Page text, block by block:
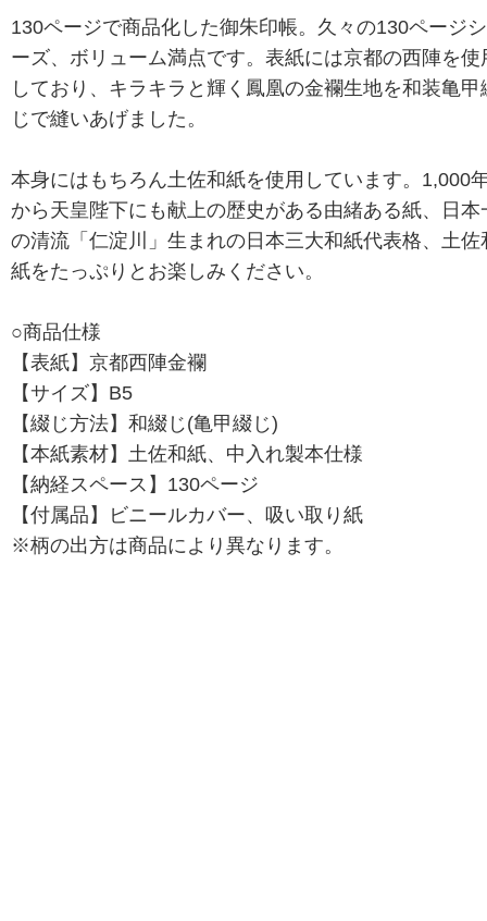
130ページで商品化した御朱印帳。久々の130ページ
ーズ、ボリューム満点です。表紙には京都の西陣を使
しており、キラキラと輝く鳳凰の金襴生地を和装亀甲
じで縫いあげました。
本身にはもちろん土佐和紙を使用しています。1,000
から天皇陛下にも献上の歴史がある由緒ある紙、日本
の清流「仁淀川」生まれの日本三大和紙代表格、土佐
紙をたっぷりとお楽しみください。
○商品仕様
【表紙】京都西陣金襴
【サイズ】B5
【綴じ方法】和綴じ(亀甲綴じ)
【本紙素材】土佐和紙、中入れ製本仕様
【納経スペース】130ページ
【付属品】ビニールカバー、吸い取り紙
※柄の出方は商品により異なります。